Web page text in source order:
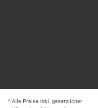
* Alle Preise inkl. gesetzlicher